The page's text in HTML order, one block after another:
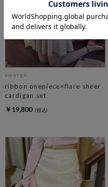
amerge.
ribbon onepiece×flare sheer
cardigan set
￥19,800